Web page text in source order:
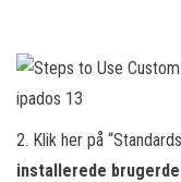
2. Klik her på
installerede